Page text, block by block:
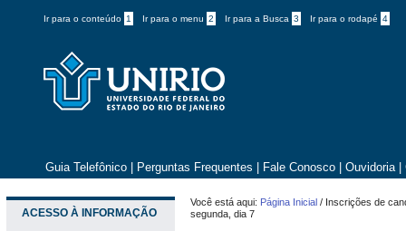
Ir para o conteúdo 1 Ir para o menu 2 Ir para a Busca 3 Ir para o rodapé 4
Guia Telefônico Perguntas Frequentes Fale Conosco Ouvidoria
ACESSO À INFORMAÇÃO
Você está aqui: Página Inicial / Inscrições de
segunda, dia 7